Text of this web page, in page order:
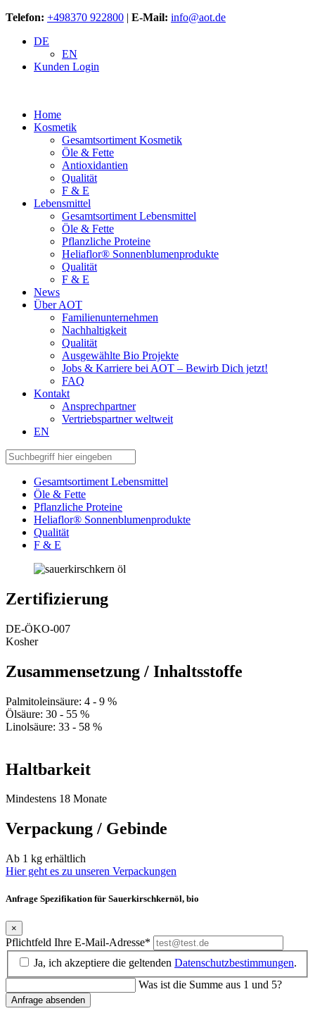
Telefon: +498370 922800 | E-Mail: info@aot.de
DE
EN
Kunden Login
Home
Kosmetik
Gesamtsortiment Kosmetik
Öle & Fette
Antioxidantien
Qualität
F & E
Lebensmittel
Gesamtsortiment Lebensmittel
Öle & Fette
Pflanzliche Proteine
Heliaflor® Sonnenblumenprodukte
Qualität
F & E
News
Über AOT
Familienunternehmen
Nachhaltigkeit
Qualität
Ausgewählte Bio Projekte
Jobs & Karriere bei AOT – Bewirb Dich jetzt!
FAQ
Kontakt
Ansprechpartner
Vertriebspartner weltweit
EN
Gesamtsortiment Lebensmittel
Öle & Fette
Pflanzliche Proteine
Heliaflor® Sonnenblumenprodukte
Qualität
F & E
Zertifizierung
DE-ÖKO-007
Kosher
Zusammensetzung / Inhaltsstoffe
Palmitoleinsäure: 4 - 9 %
Ölsäure: 30 - 55 %
Linolsäure: 33 - 58 %
Haltbarkeit
Mindestens 18 Monate
Verpackung / Gebinde
Ab 1 kg erhältlich
Hier geht es zu unseren Verpackungen
Anfrage Spezifikation für Sauerkirschkernöl, bio
×
Pflichtfeld Ihre E-Mail-Adresse*
Ja, ich akzeptiere die geltenden Datenschutzbestimmungen.
Was ist die Summe aus 1 und 5?
Anfrage absenden